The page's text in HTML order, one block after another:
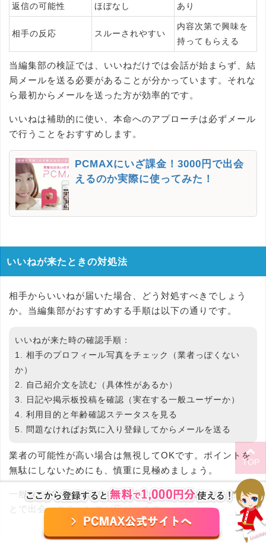
返信の可能性 ほぼなし あり
相手の反応 スルーされやすい
内容次第で興味を
持ってもらえる
当編集部の検証では、いいねだけでは会話が始まらず、結
局メールを送る必要があることが分かっています。それな
ら最初からメールを送った方が効率的です。
いいねは補助的に使い、本命へのアプローチは必ずメール
で行うことをおすすめします。
PCMAXにいざ課金！3000円で出会
えるのか実際に使ってみた！
いいねが来たときの対処法
相手からいいねが届いた場合、どう対処すべきでしょう
か。当編集部がおすすめする手順は以下の通りです。
いいねが来た時の確認手順：
1. 相手のプロフィール写真をチェック（業者っぽくない
か）
2. 自己紹介文を読む（具体性があるか）
3. 日記や掲示板投稿を確認（実在する一般ユーザーか）
4. 利用目的と年齢確認ステータスを見る
5. 問題なければお気に入り登録してからメールを送る
業者の可能性が高い場合は無視してOKです。ポイントを
無駄にしないためにも、慎重に見極めましょう。
一般ユーザーと判断できた場合のみ、メッセージを送るこ
とで出会いのチャンスが広がります。
TOP